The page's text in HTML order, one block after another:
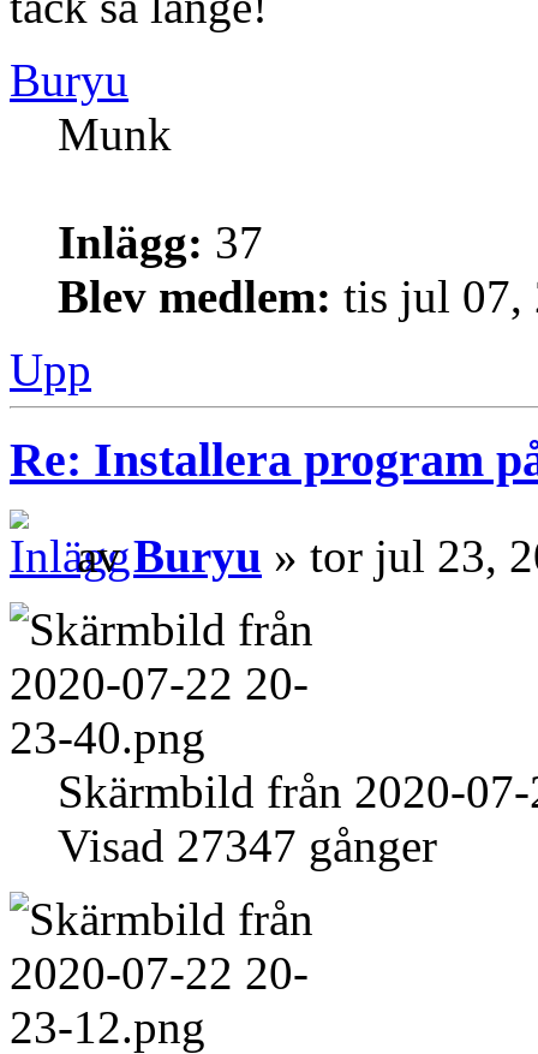
Buryu
Munk
Inlägg: 37
Blev medlem: tis jul 07,
Upp
Re: Installera program
avBuryu » tor jul 23,
Skärmbild från 2020-
Visad 27347 gånger